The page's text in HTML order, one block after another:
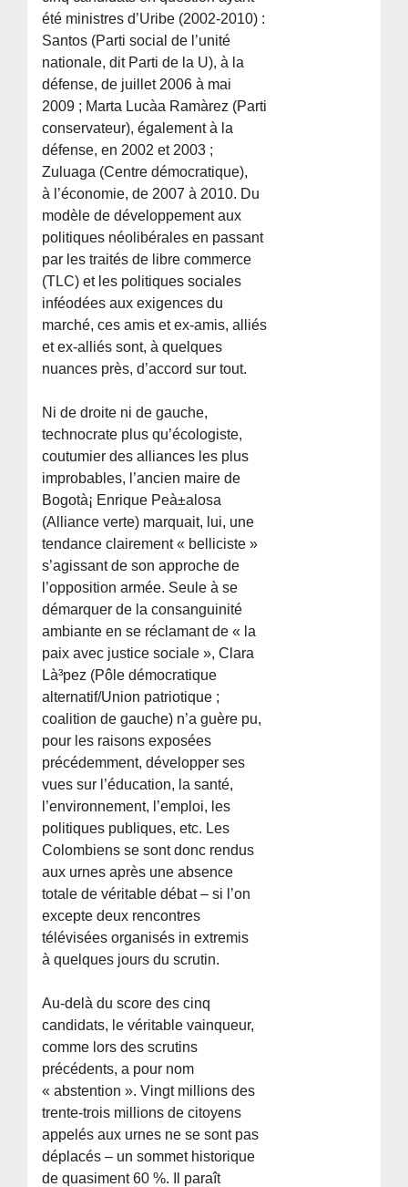
été ministres d’Uribe (2002-2010) :
Santos (Parti social de l’unité
nationale, dit Parti de la U), à la
défense, de juillet 2006 à mai
2009 ; Marta Lucà­a Ramà­rez (Parti
conservateur), également à la
défense, en 2002 et 2003 ;
Zuluaga (Centre démocratique),
à l’économie, de 2007 à 2010. Du
modèle de développement aux
politiques néolibérales en passant
par les traités de libre commerce
(TLC) et les politiques sociales
inféodées aux exigences du
marché, ces amis et ex-amis, alliés
et ex-alliés sont, à quelques
nuances près, d’accord sur tout.
Ni de droite ni de gauche,
technocrate plus qu’écologiste,
coutumier des alliances les plus
improbables, l’ancien maire de
Bogotà¡ Enrique Peà±alosa
(Alliance verte) marquait, lui, une
tendance clairement « belliciste »
s’agissant de son approche de
l’opposition armée. Seule à se
démarquer de la consanguinité
ambiante en se réclamant de « la
paix avec justice sociale », Clara
Là³pez (Pôle démocratique
alternatif/Union patriotique ;
coalition de gauche) n’a guère pu,
pour les raisons exposées
précédemment, développer ses
vues sur l’éducation, la santé,
l’environnement, l’emploi, les
politiques publiques, etc. Les
Colombiens se sont donc rendus
aux urnes après une absence
totale de véritable débat – si l’on
excepte deux rencontres
télévisées organisés in extremis
à quelques jours du scrutin.
Au-delà du score des cinq
candidats, le véritable vainqueur,
comme lors des scrutins
précédents, a pour nom
« abstention ». Vingt millions des
trente-trois millions de citoyens
appelés aux urnes ne se sont pas
déplacés – un sommet historique
de quasiment 60 %. Il paraît